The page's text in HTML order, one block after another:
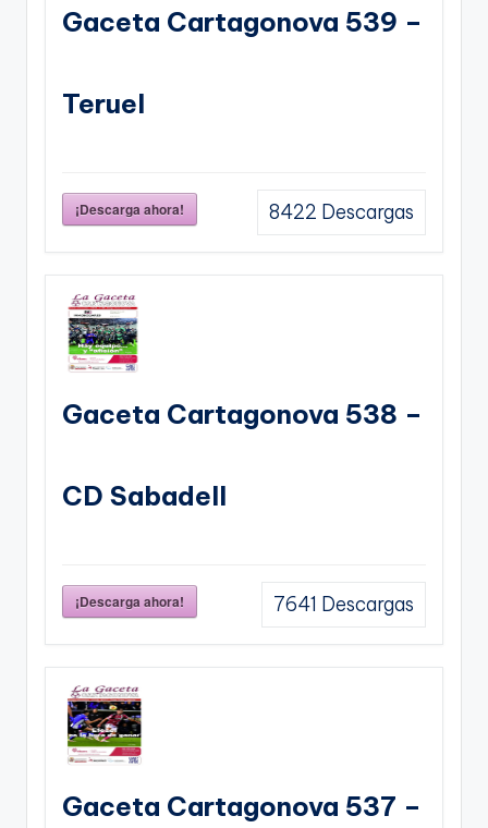
Gaceta Cartagonova 539 –
Teruel
¡Descarga ahora! 8422 Descargas
Gaceta Cartagonova 538 –
CD Sabadell
¡Descarga ahora! 7641 Descargas
Gaceta Cartagonova 537 –